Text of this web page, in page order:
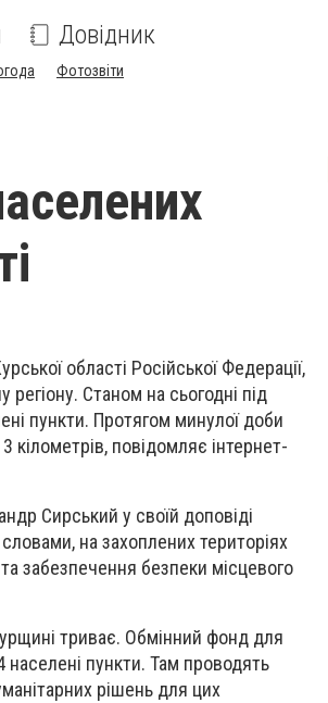
Довідник
Фотозвіти
області Російської Федерації,
Станом на сьогодні під
пункти. Протягом минулої доби
кілометрів, повідомляє інтернет-
Сирський у своїй доповіді
на захоплених територіях
забезпечення безпеки місцевого
триває. Обмінний фонд для
пункти. Там проводять
рішень для цих